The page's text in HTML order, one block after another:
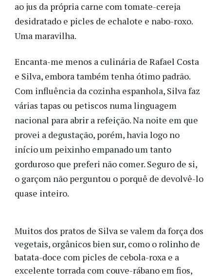
ao jus da própria carne com tomate-cereja
desidratado e picles de echalote e nabo-roxo.
Uma maravilha.
Encanta-me menos a culinária de Rafael Costa
e Silva, embora também tenha ótimo padrão.
Com influência da cozinha espanhola, Silva faz
várias tapas ou petiscos numa linguagem
nacional para abrir a refeição. Na noite em que
provei a degustação, porém, havia logo no
início um peixinho empanado um tanto
gorduroso que preferi não comer. Seguro de si,
o garçom não perguntou o porquê de devolvê-lo
quase inteiro.
Muitos dos pratos de Silva se valem da força dos
vegetais, orgânicos bien sur, como o rolinho de
batata-doce com picles de cebola-roxa e a
excelente torrada com couve-rábano em fios,